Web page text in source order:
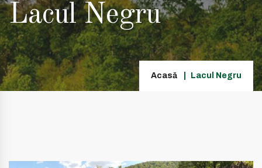
Lacul Negru
Acasă Lacul Negru